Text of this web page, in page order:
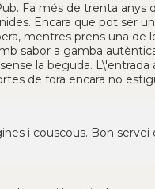
Fa més de trenta anys
Encara que pot ser
mentres prens una de
sabor a gamba
sense la beguda.
de fora encara no
i couscous. Bon